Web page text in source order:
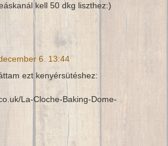
kell 50 dkg liszthez:)
6. 13:44
ezt kenyérsütéshez:
La-Cloche-Baking-Dome-